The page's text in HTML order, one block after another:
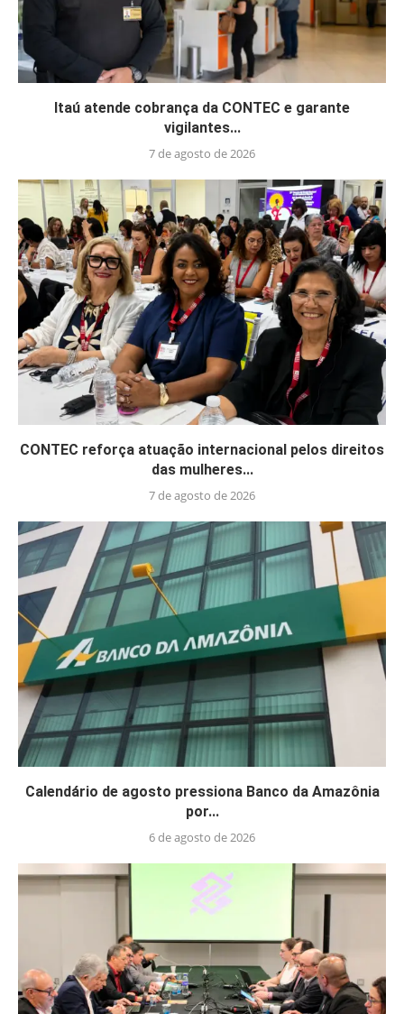
Itaú atende cobrança da CONTEC e garante
vigilantes...
7 de agosto de 2026
CONTEC reforça atuação internacional pelos direitos
das mulheres...
7 de agosto de 2026
Calendário de agosto pressiona Banco da Amazônia
por...
6 de agosto de 2026